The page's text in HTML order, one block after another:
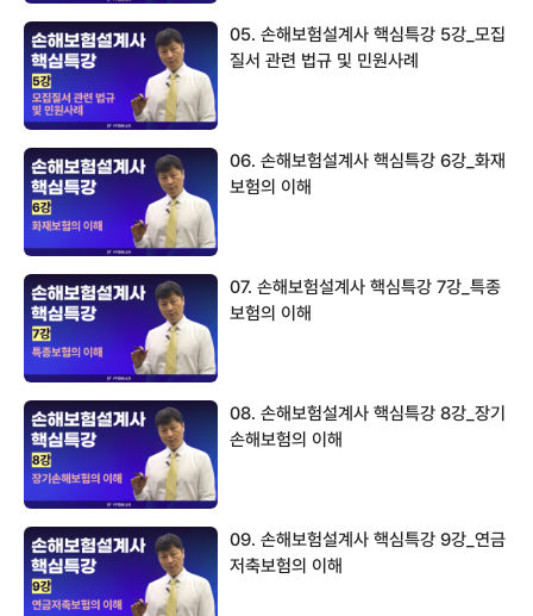
05. 손해보험설계사 핵심특강 5강_모집
질서 관련 법규 및 민원사례
06. 손해보험설계사 핵심특강 6강_화재
보험의 이해
07. 손해보험설계사 핵심특강 7강_특종
보험의 이해
08. 손해보험설계사 핵심특강 8강_장기
손해보험의 이해
09. 손해보험설계사 핵심특강 9강_연금
저축보험의 이해